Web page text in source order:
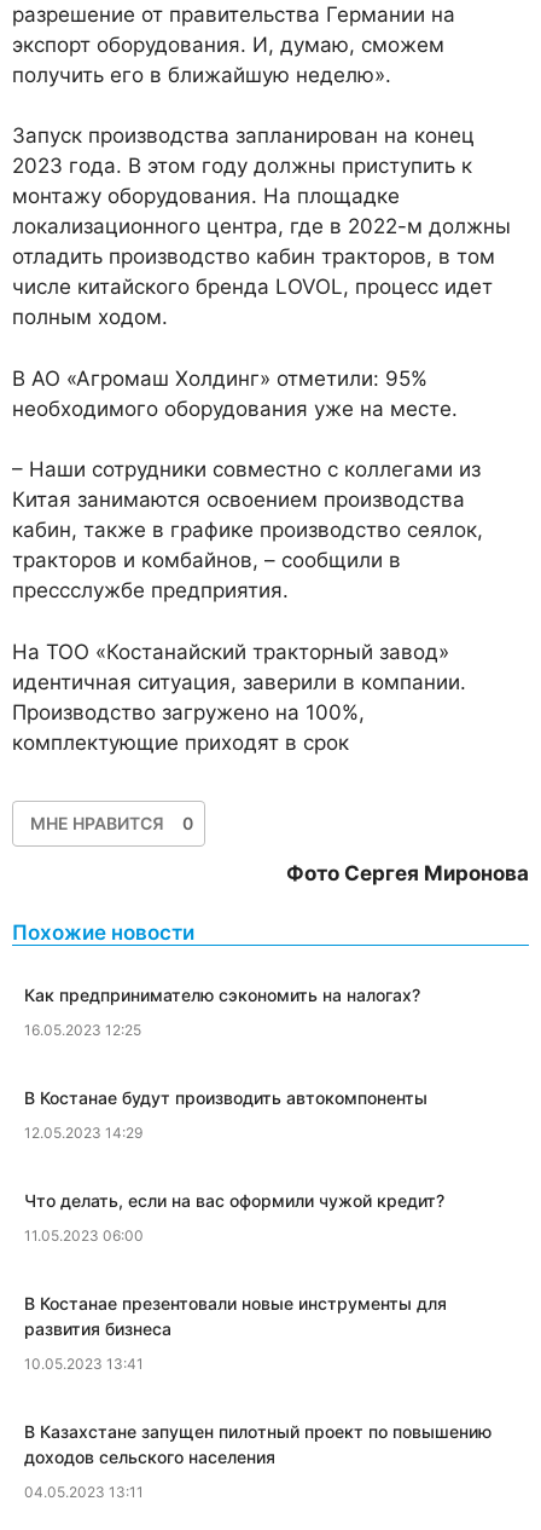
разрешение от правительства Германии на
экспорт оборудования. И, думаю, сможем
получить его в ближайшую неделю».
Запуск производства запланирован на конец
2023 года. В этом году должны приступить к
монтажу оборудования. На площадке
локализационного центра, где в 2022-м должны
отладить производство кабин тракторов, в том
числе китайского бренда LOVOL, процесс идет
полным ходом.
В АО «Агромаш Холдинг» отметили: 95%
необходимого оборудования уже на месте.
– Наши сотрудники совместно с коллегами из
Китая занимаются освоением производства
кабин, также в графике производство сеялок,
тракторов и комбайнов, – сообщили в
прессслужбе предприятия.
На ТОО «Костанайский тракторный завод»
идентичная ситуация, заверили в компании.
Производство загружено на 100%,
комплектующие приходят в срок
МНЕ НРАВИТСЯ 0
Фото Сергея Миронова
Похожие новости
​Как предпринимателю сэкономить на налогах?
16.05.2023 12:25
​В Костанае будут производить автокомпоненты
12.05.2023 14:29
Что делать, если на вас оформили чужой кредит?
11.05.2023 06:00
​В Костанае презентовали новые инструменты для
развития бизнеса
10.05.2023 13:41
В Казахстане запущен пилотный проект по повышению
доходов сельского населения
04.05.2023 13:11